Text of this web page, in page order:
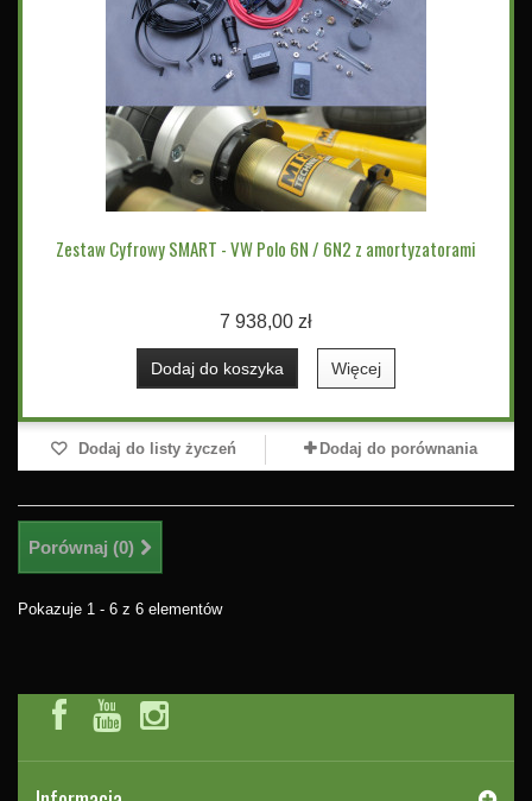
Zestaw Cyfrowy SMART - VW Polo 6N / 6N2 z amortyzatorami
7 938,00 zł
Dodaj do koszyka Więcej
Dodaj do listy życzeń Dodaj do porównania
Porównaj (0)
Pokazuje 1 - 6 z 6 elementów